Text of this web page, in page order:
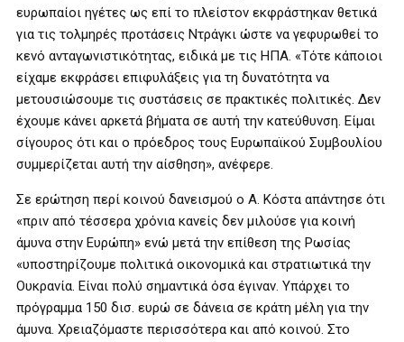
ευρωπαίοι ηγέτες ως επί το πλείστον εκφράστηκαν θετικά
για τις τολμηρές προτάσεις Ντράγκι ώστε να γεφυρωθεί το
κενό ανταγωνιστικότητας, ειδικά με τις ΗΠΑ. «Τότε κάποιοι
είχαμε εκφράσει επιφυλάξεις για τη δυνατότητα να
μετουσιώσουμε τις συστάσεις σε πρακτικές πολιτικές. Δεν
έχουμε κάνει αρκετά βήματα σε αυτή την κατεύθυνση. Είμαι
σίγουρος ότι και ο πρόεδρος τους Ευρωπαϊκού Συμβουλίου
συμμερίζεται αυτή την αίσθηση», ανέφερε.
Σε ερώτηση περί κοινού δανεισμού ο Α. Κόστα απάντησε ότι
«πριν από τέσσερα χρόνια κανείς δεν μιλούσε για κοινή
άμυνα στην Ευρώπη» ενώ μετά την επίθεση της Ρωσίας
«υποστηρίζουμε πολιτικά οικονομικά και στρατιωτικά την
Ουκρανία. Είναι πολύ σημαντικά όσα έγιναν. Υπάρχει το
πρόγραμμα 150 δισ. ευρώ σε δάνεια σε κράτη μέλη για την
άμυνα. Χρειαζόμαστε περισσότερα και από κοινού. Στο